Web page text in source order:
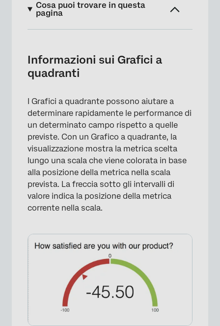
Cosa puoi trovare in questa
pagina
Personalizzazione
Compatibilità
FAQs
Informazioni sui Grafici a
quadranti
I Grafici a quadrante possono aiutare a
determinare rapidamente le performance di
un determinato campo rispetto a quelle
previste. Con un Grafico a quadrante, la
visualizzazione mostra la metrica scelta
lungo una scala che viene colorata in base
alla posizione della metrica nella scala
prevista. La freccia sotto gli intervalli di
valore indica la posizione della metrica
corrente nella scala.